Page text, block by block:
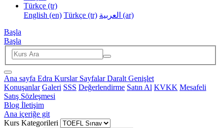
Türkçe ‎(tr)‎
English ‎(en)‎ Türkçe ‎(tr)‎
العربية ‎(ar)‎
Başla
Başla
Ana sayfa Edra Kurslar SayfalarDaralt Genişlet
Konuşanlar Galeri SSS Değerlendirme Satın Al KVKK Mesafeli
Satış Sözleşmesi
Blog İletişim
Ana içeriğe git
Kurs Kategorileri